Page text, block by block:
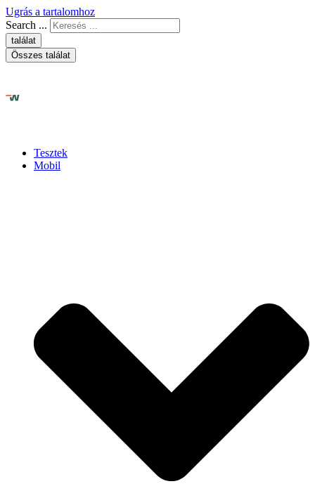
Ugrás a tartalomhoz
Search ...
találat
Összes találat
Tesztek
Mobil